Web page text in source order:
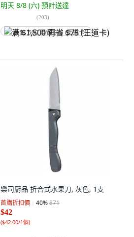
明天 8/8 (六) 預計送達
(203)
满 $1,500 再省 $75 (王道卡)
樂司廚品 折合式水果刀, 灰色, 1支
首購折扣價 40%$71
$42
($42.00/1個)